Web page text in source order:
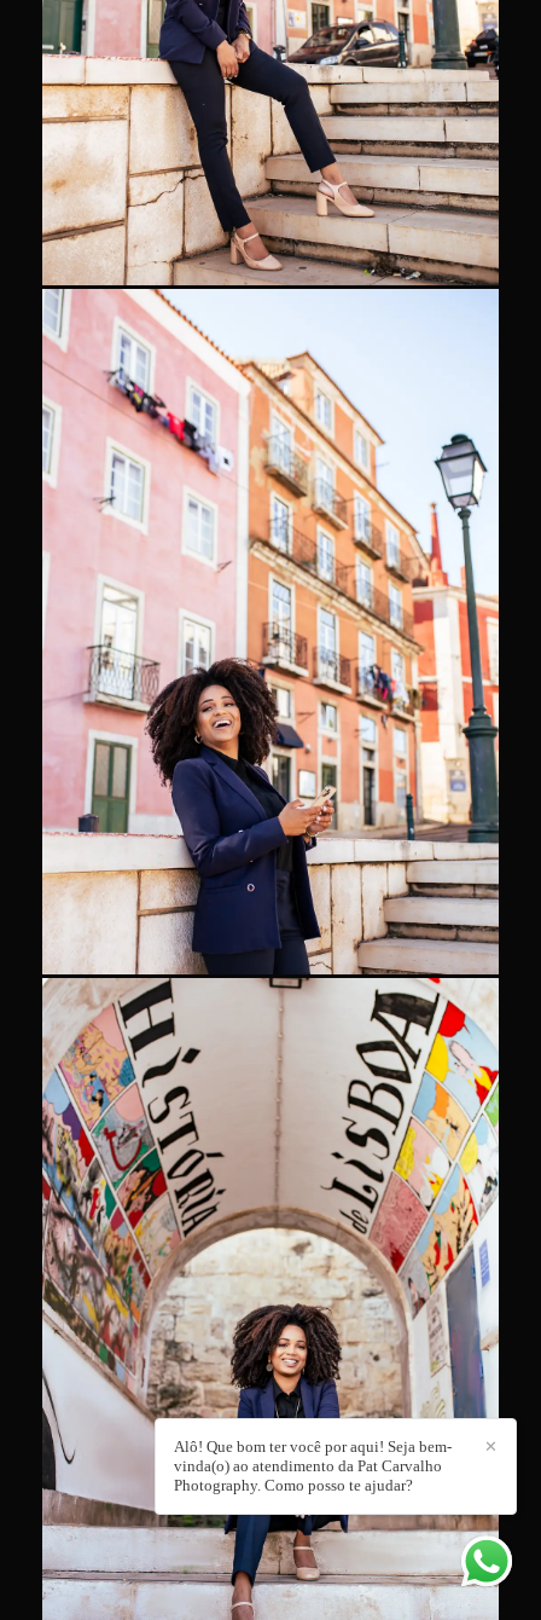
✕
Alô! Que bom ter você por aqui! Seja bem-
vinda(o) ao atendimento da Pat Carvalho
Photography. Como posso te ajudar?